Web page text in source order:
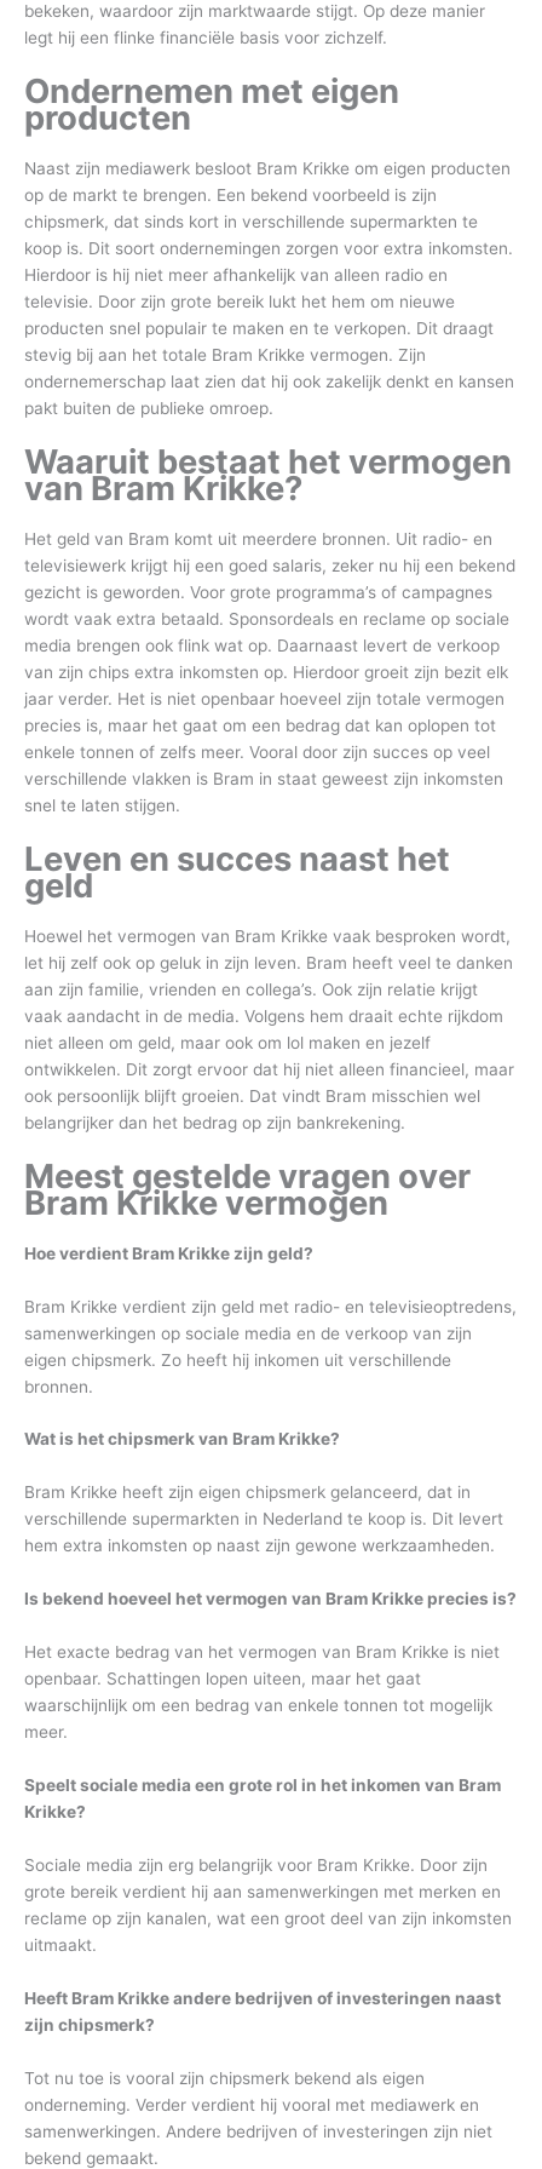
bekeken, waardoor zijn marktwaarde stijgt. Op deze manier
legt hij een flinke financiële basis voor zichzelf.
Ondernemen met eigen
producten
Naast zijn mediawerk besloot Bram Krikke om eigen producten
op de markt te brengen. Een bekend voorbeeld is zijn
chipsmerk, dat sinds kort in verschillende supermarkten te
koop is. Dit soort ondernemingen zorgen voor extra inkomsten.
Hierdoor is hij niet meer afhankelijk van alleen radio en
televisie. Door zijn grote bereik lukt het hem om nieuwe
producten snel populair te maken en te verkopen. Dit draagt
stevig bij aan het totale Bram Krikke vermogen. Zijn
ondernemerschap laat zien dat hij ook zakelijk denkt en kansen
pakt buiten de publieke omroep.
Waaruit bestaat het vermogen
van Bram Krikke?
Het geld van Bram komt uit meerdere bronnen. Uit radio- en
televisiewerk krijgt hij een goed salaris, zeker nu hij een bekend
gezicht is geworden. Voor grote programma’s of campagnes
wordt vaak extra betaald. Sponsordeals en reclame op sociale
media brengen ook flink wat op. Daarnaast levert de verkoop
van zijn chips extra inkomsten op. Hierdoor groeit zijn bezit elk
jaar verder. Het is niet openbaar hoeveel zijn totale vermogen
precies is, maar het gaat om een bedrag dat kan oplopen tot
enkele tonnen of zelfs meer. Vooral door zijn succes op veel
verschillende vlakken is Bram in staat geweest zijn inkomsten
snel te laten stijgen.
Leven en succes naast het
geld
Hoewel het vermogen van Bram Krikke vaak besproken wordt,
let hij zelf ook op geluk in zijn leven. Bram heeft veel te danken
aan zijn familie, vrienden en collega’s. Ook zijn relatie krijgt
vaak aandacht in de media. Volgens hem draait echte rijkdom
niet alleen om geld, maar ook om lol maken en jezelf
ontwikkelen. Dit zorgt ervoor dat hij niet alleen financieel, maar
ook persoonlijk blijft groeien. Dat vindt Bram misschien wel
belangrijker dan het bedrag op zijn bankrekening.
Meest gestelde vragen over
Bram Krikke vermogen
Hoe verdient Bram Krikke zijn geld?
Bram Krikke verdient zijn geld met radio- en televisieoptredens,
samenwerkingen op sociale media en de verkoop van zijn
eigen chipsmerk. Zo heeft hij inkomen uit verschillende
bronnen.
Wat is het chipsmerk van Bram Krikke?
Bram Krikke heeft zijn eigen chipsmerk gelanceerd, dat in
verschillende supermarkten in Nederland te koop is. Dit levert
hem extra inkomsten op naast zijn gewone werkzaamheden.
Is bekend hoeveel het vermogen van Bram Krikke precies is?
Het exacte bedrag van het vermogen van Bram Krikke is niet
openbaar. Schattingen lopen uiteen, maar het gaat
waarschijnlijk om een bedrag van enkele tonnen tot mogelijk
meer.
Speelt sociale media een grote rol in het inkomen van Bram
Krikke?
Sociale media zijn erg belangrijk voor Bram Krikke. Door zijn
grote bereik verdient hij aan samenwerkingen met merken en
reclame op zijn kanalen, wat een groot deel van zijn inkomsten
uitmaakt.
Heeft Bram Krikke andere bedrijven of investeringen naast
zijn chipsmerk?
Tot nu toe is vooral zijn chipsmerk bekend als eigen
onderneming. Verder verdient hij vooral met mediawerk en
samenwerkingen. Andere bedrijven of investeringen zijn niet
bekend gemaakt.